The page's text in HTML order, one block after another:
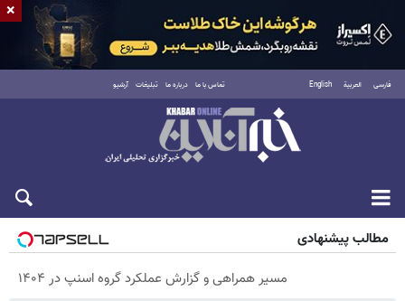
فارسی العربية English تماس با ما درباره ما تبلیغات آرشیو
پنجشنبه ۱۵ مرداد ۱۴۰۵
مطالب پیشنهادی
مسیر همراهی و گزارش عملکرد گروه اسنپ در ۱۴۰۴
×